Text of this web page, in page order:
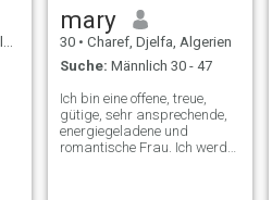
mary
30 • Charef, Djelfa, Algerien
Suche: Männlich 30 - 47
Ich bin eine offene, treue,
gütige, sehr ansprechende,
energiegeladene und
romantische Frau. Ich werde